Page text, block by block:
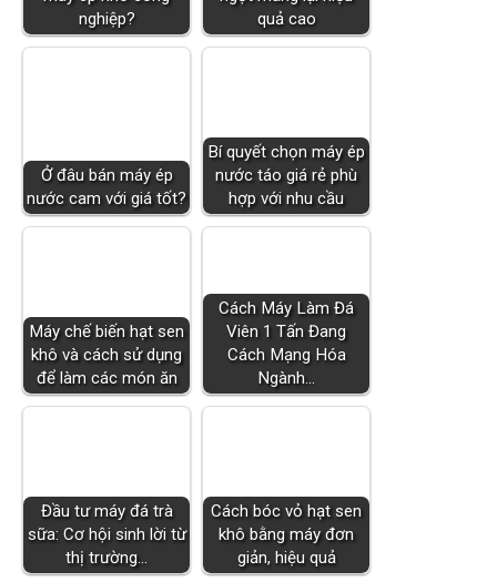
nghiệp?
quả cao
Ở đâu bán máy ép
nước cam với giá tốt?
Bí quyết chọn máy ép
nước táo giá rẻ phù
hợp với nhu cầu
Máy chế biến hạt sen
khô và cách sử dụng
để làm các món ăn
Cách Máy Làm Đá
Viên 1 Tấn Đang
Cách Mạng Hóa
Ngành…
Đầu tư máy đá trà
sữa: Cơ hội sinh lời từ
thị trường…
Cách bóc vỏ hạt sen
khô bằng máy đơn
giản, hiệu quả